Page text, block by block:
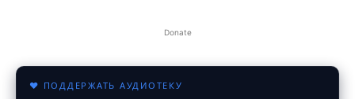
Donate
♥ ПОДДЕРЖАТЬ АУДИОТЕКУ